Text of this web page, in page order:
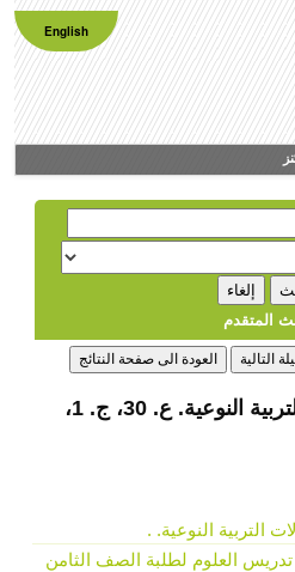
English
المتقدم
بحوث عربية في مجالات التربية النوعية. ع. 30، ج. 1،
التربية النوعية. .
العلوم لطلبة الصف الثامن